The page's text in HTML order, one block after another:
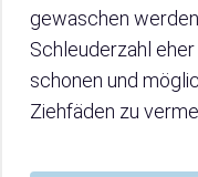
gewaschen
Schleuderzahl
schonen und
Ziehfäden zu